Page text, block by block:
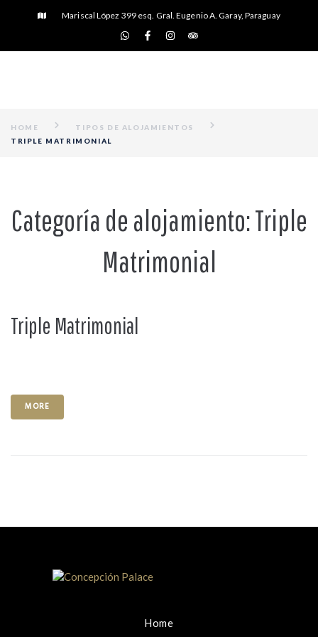
Mariscal López 399 esq. Gral. Eugenio A. Garay, Paraguay
HOME
TIPOS DE ALOJAMIENTOS
TRIPLE MATRIMONIAL
Categoría de alojamiento:Triple
Matrimonial
Triple Matrimonial
MORE
Home